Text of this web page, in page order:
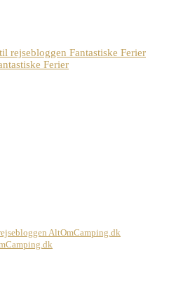
rejsebloggen Fantastiske Ferier
Ferier
AltOmCamping.dk